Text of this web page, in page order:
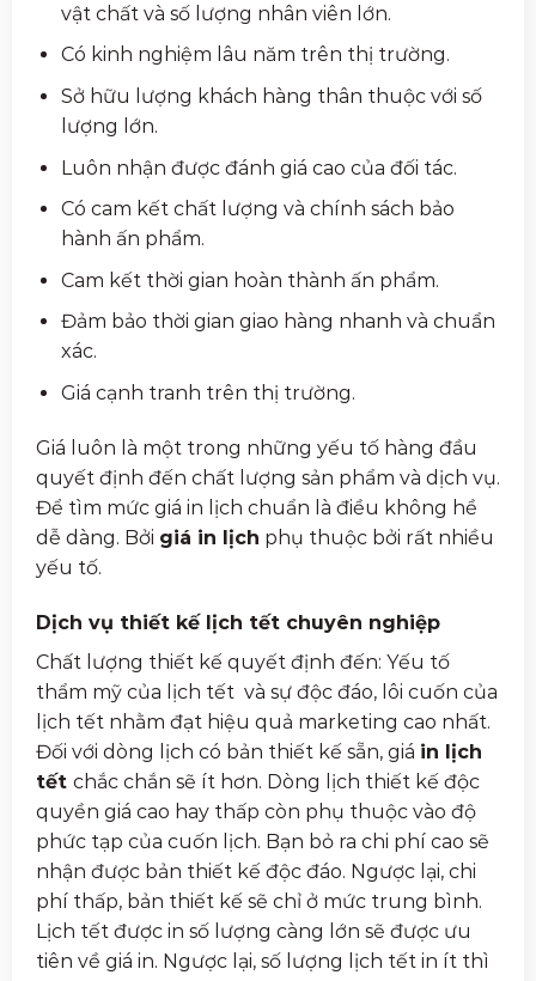
vật chất và số lượng nhân viên lớn.
Có kinh nghiệm lâu năm trên thị trường.
Sở hữu lượng khách hàng thân thuộc với số
lượng lớn.
Luôn nhận được đánh giá cao của đối tác.
Có cam kết chất lượng và chính sách bảo
hành ấn phẩm.
Cam kết thời gian hoàn thành ấn phẩm.
Đảm bảo thời gian giao hàng nhanh và chuẩn
xác.
Giá cạnh tranh trên thị trường.
Giá luôn là một trong những yếu tố hàng đầu
quyết định đến chất lượng sản phẩm và dịch vụ.
Để tìm mức giá in lịch chuẩn là điều không hề
dễ dàng. Bởi giá in lịch phụ thuộc bởi rất nhiều
yếu tố.
Dịch vụ thiết kế lịch tết chuyên nghiệp
Chất lượng thiết kế quyết định đến: Yếu tố
thẩm mỹ của lịch tết và sự độc đáo, lôi cuốn của
lịch tết nhằm đạt hiệu quả marketing cao nhất.
Đối với dòng lịch có bản thiết kế sẵn, giá in lịch
tết chắc chắn sẽ ít hơn. Dòng lịch thiết kế độc
quyền giá cao hay thấp còn phụ thuộc vào độ
phức tạp của cuốn lịch. Bạn bỏ ra chi phí cao sẽ
nhận được bản thiết kế độc đáo. Ngược lại, chi
phí thấp, bản thiết kế sẽ chỉ ở mức trung bình.
Lịch tết được in số lượng càng lớn sẽ được ưu
tiên về giá in. Ngược lại, số lượng lịch tết in ít thì